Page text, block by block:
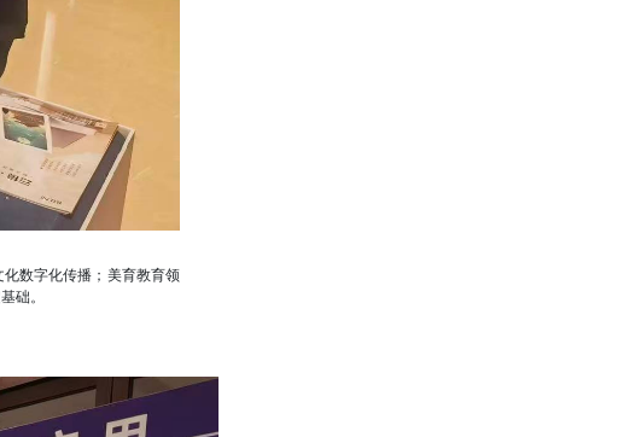
数字化传播；美育教育领
础。